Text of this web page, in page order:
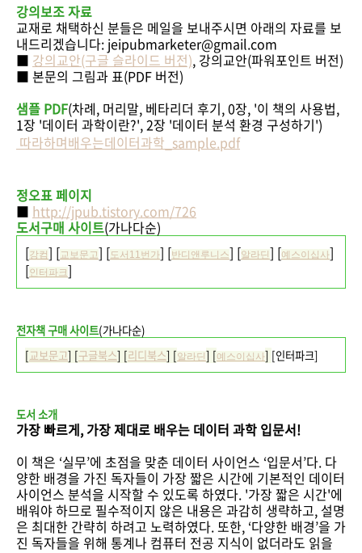
강의보조 자료
교재로 채택하신 분들은 메일을 보내주시면 아래의 자료를 보
내드리겠습니다: jeipubmarketer@gmail.com
■ 강의교안(구글 슬라이드 버전), 강의교안(파워포인트 버전)
■ 본문의 그림과 표(PDF 버전)
샘플 PDF(차례, 머리말, 베타리더 후기, 0장, '이 책의 사용법,
1장 '데이터 과학이란?', 2장 '데이터 분석 환경 구성하기')
따라하며배우는데이터과학_sample.pdf
정오표 페이지
■ http://jpub.tistory.com/726
도서구매 사이트(가나다순)
[강컴] [교보문고] [도서11번가] [반디앤루니스] [알라딘] [예스이십사]
[인터파크]
전자책 구매 사이트(가나다순)
[교보문고] [구글북스] [리디북스] [알라딘] [예스이십사] [인터파크]
도서 소개
가장 빠르게, 가장 제대로 배우는 데이터 과학 입문서!
이 책은 ‘실무’에 초점을 맞춘 데이터 사이언스 ‘입문서’다. 다
양한 배경을 가진 독자들이 가장 짧은 시간에 기본적인 데이터
사이언스 분석을 시작할 수 있도록 하였다. '가장 짧은 시간'에
배워야 하므로 필수적이지 않은 내용은 과감히 생략하고, 설명
은 최대한 간략히 하려고 노력하였다. 또한, ‘다양한 배경’을 가
진 독자들을 위해 통계나 컴퓨터 전공 지식이 없더라도 읽을